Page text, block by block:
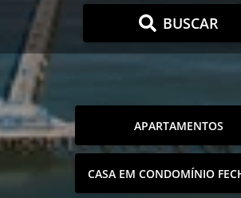
BUSCAR
APARTAMENTOS
CASA EM CONDOMÍNIO